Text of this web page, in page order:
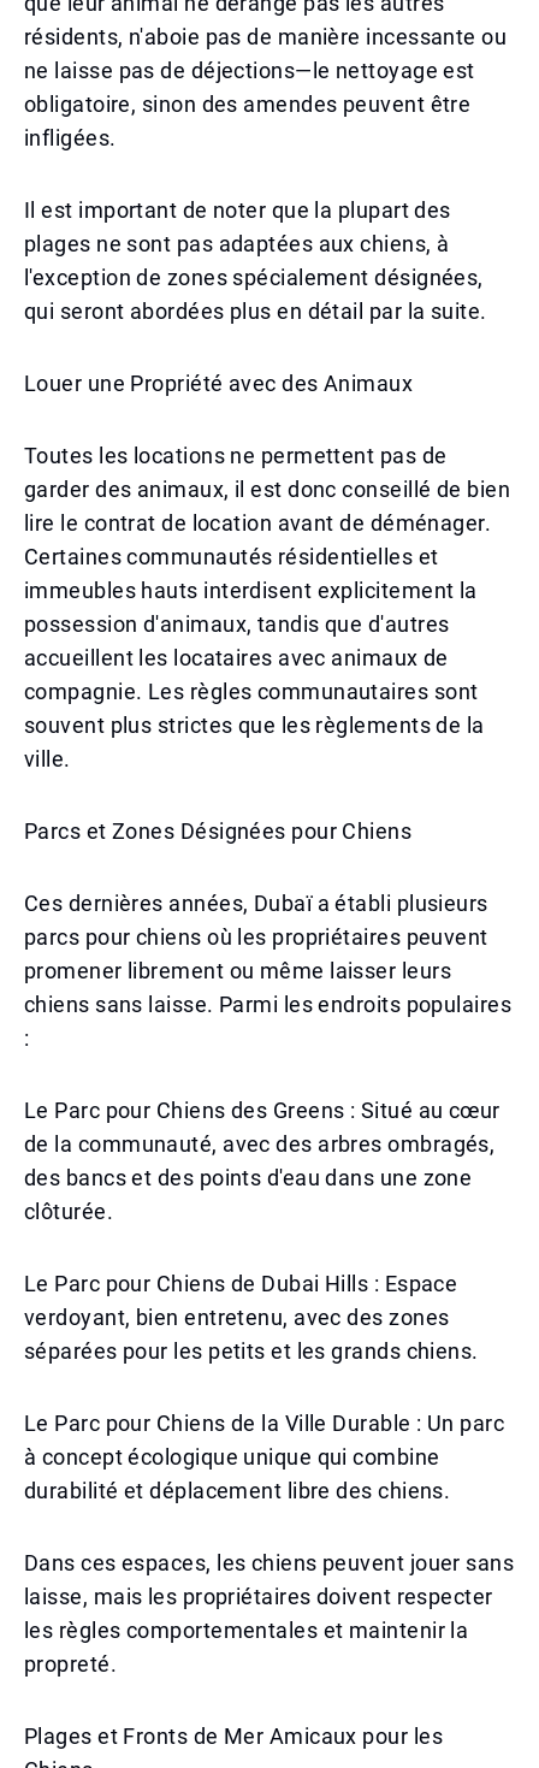
résidents, n'aboie pas de manière incessante ou
ne laisse pas de déjections—le nettoyage est
obligatoire, sinon des amendes peuvent être
infligées.
Il est important de noter que la plupart des
plages ne sont pas adaptées aux chiens, à
l'exception de zones spécialement désignées,
qui seront abordées plus en détail par la suite.
Louer une Propriété avec des Animaux
Toutes les locations ne permettent pas de
garder des animaux, il est donc conseillé de bien
lire le contrat de location avant de déménager.
Certaines communautés résidentielles et
immeubles hauts interdisent explicitement la
possession d'animaux, tandis que d'autres
accueillent les locataires avec animaux de
compagnie. Les règles communautaires sont
souvent plus strictes que les règlements de la
ville.
Parcs et Zones Désignées pour Chiens
Ces dernières années, Dubaï a établi plusieurs
parcs pour chiens où les propriétaires peuvent
promener librement ou même laisser leurs
chiens sans laisse. Parmi les endroits populaires
:
Le Parc pour Chiens des Greens : Situé au cœur
de la communauté, avec des arbres ombragés,
des bancs et des points d'eau dans une zone
clôturée.
Le Parc pour Chiens de Dubai Hills : Espace
verdoyant, bien entretenu, avec des zones
séparées pour les petits et les grands chiens.
Le Parc pour Chiens de la Ville Durable : Un parc
à concept écologique unique qui combine
durabilité et déplacement libre des chiens.
Dans ces espaces, les chiens peuvent jouer sans
laisse, mais les propriétaires doivent respecter
les règles comportementales et maintenir la
propreté.
Plages et Fronts de Mer Amicaux pour les